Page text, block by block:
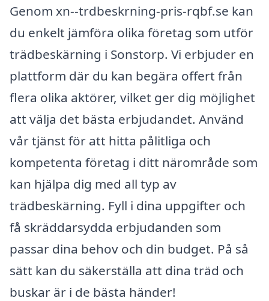
Genom xn--trdbeskrning-pris-rqbf.se kan
du enkelt jämföra olika företag som utför
trädbeskärning i Sonstorp. Vi erbjuder en
plattform där du kan begära offert från
flera olika aktörer, vilket ger dig möjlighet
att välja det bästa erbjudandet. Använd
vår tjänst för att hitta pålitliga och
kompetenta företag i ditt närområde som
kan hjälpa dig med all typ av
trädbeskärning. Fyll i dina uppgifter och
få skräddarsydda erbjudanden som
passar dina behov och din budget. På så
sätt kan du säkerställa att dina träd och
buskar är i de bästa händer!